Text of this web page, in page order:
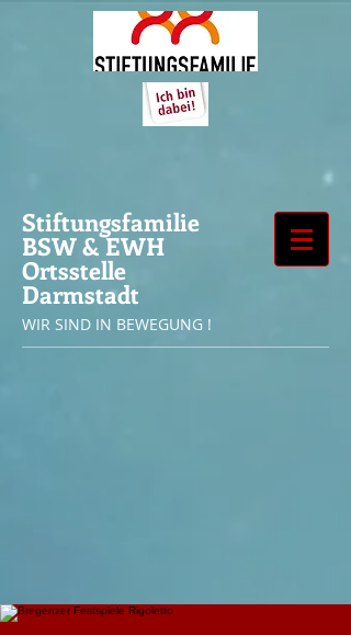
Stiftungsfamilie
BSW & EWH
Ortsstelle
Darmstadt
WIR SIND IN BEWEGUNG !